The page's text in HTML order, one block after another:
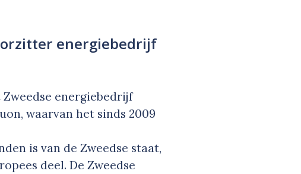
energiebedrijf
Zweedse energiebedrijf
waarvan het sinds 2009
is van de Zweedse staat,
deel. De Zweedse